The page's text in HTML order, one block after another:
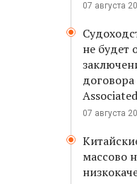
07 августа
не будет
07 августа
массово